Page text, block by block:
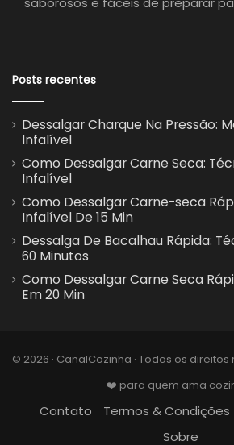
Posts recentes
Dessalgar Charque Na Pressão:
Infalível
Como Dessalgar Carne Seca:
Infalível
Como Dessalgar Carne-seca
Infalível De 15 Min
Dessalga De Bacalhau Rápida:
60 Minutos
Como Dessalgar Carne Seca
Em 20 Min
© 2026 · CanalCozinha · Todos os
❤️ para quem ama
Contato Termos & Condições
Sobre